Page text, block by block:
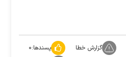
گزارش خطا پسندها:۰